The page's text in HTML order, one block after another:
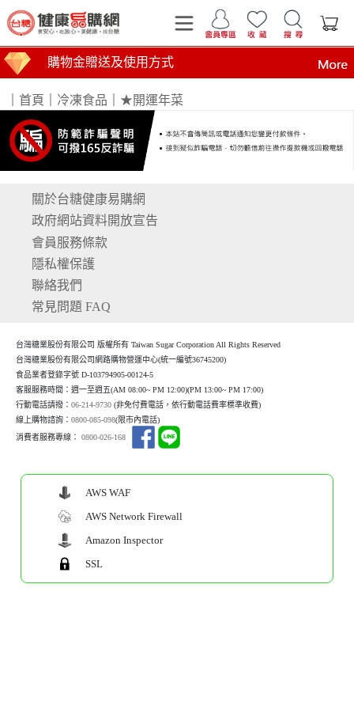
購物金贈送及使用方式
運費計算標準
商品到貨時間說明
台糖產品這裡買 健康美味帶回家
買安心 吃放心 要健康 找台糖
台糖產品 食在安心 查驗報告在這裡
全臺第1家最環保國營企業！榮獲行政院環境部網購包
首頁 冷凍食品 ★開運年菜
關於台糖健康易購網
政府網站資料開放宣告
會員服務條款
隱私權保護
聯絡我們
常見問題 FAQ
台灣糖業股份有限公司 版權所有 Taiwan Sugar Corporation All Rights Reserved
台灣糖業股份有限公司網路購物營運中心(統一編號36745200)
食品業者登錄字號 D-103794905-00124-5
客服服務時間：週一至週五(AM 08:00~ PM 12:00)(PM 13:00~ PM 17:00)
行動電話請撥：06-214-9730 (非免付費電話，依行動電話費率標準收費)
線上購物諮詢：0800-085-098(限市內電話)
消費者服務專線：0800-026-168
AWS WAF
AWS Network Firewall
Amazon Inspector
SSL